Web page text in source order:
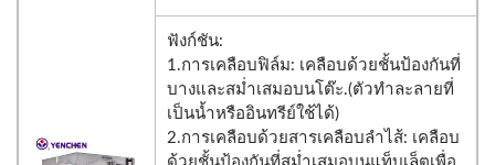
ฟังก์ชัน:
1.การเคลือบฟิล์ม: เคลือบด้วยชั้นป้องกันที่
บางและสม่ำเสมอบนโต๊ะ.(ตัวทำละลายที่
เป็นน้ำหรืออินทรีย์ใช้ได้)
2.การเคลือบด้วยสารเคลือบลำไส้: เคลือบ